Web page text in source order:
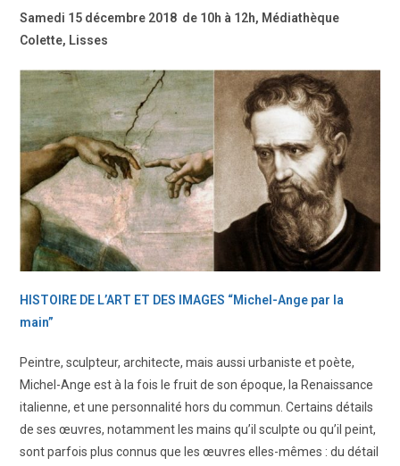
publication :
Samedi 15 décembre 2018 de 10h à 12h, Médiathèque
Colette, Lisses
HISTOIRE DE L’ART ET DES IMAGES “Michel-Ange par la
main”
Peintre, sculpteur, architecte, mais aussi urbaniste et poète,
Michel-Ange est à la fois le fruit de son époque, la Renaissance
italienne, et une personnalité hors du commun. Certains détails
de ses œuvres, notamment les mains qu’il sculpte ou qu’il peint,
sont parfois plus connus que les œuvres elles-mêmes : du détail